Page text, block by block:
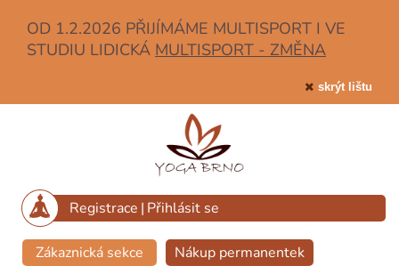
OD 1.2.2026 PŘIJÍMÁME MULTISPORT I VE
STUDIU LIDICKÁ MULTISPORT - ZMĚNA
skrýt lištu
Registrace | Přihlásit se
Zákaznická sekce
Nákup permanentek